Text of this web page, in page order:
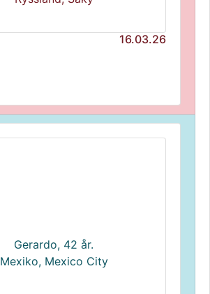
16.03.26
Gerardo, 42 år.
Mexiko, Mexico City